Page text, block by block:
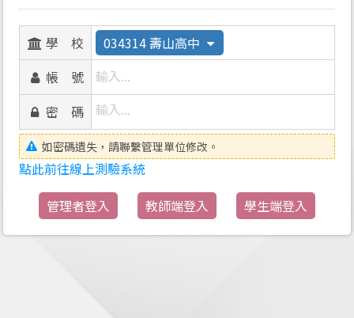
學 校
034314 壽山高中
帳 號
密 碼
如密碼遺失，請聯繫管理單位修改。
點此前往線上測驗系統
管理者登入
教師端登入 學生端登入